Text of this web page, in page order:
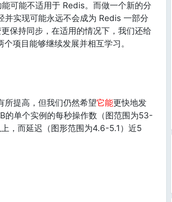
可能不适用于 Redis。而做一个新的分
并实现可能永远不会成为 Redis 一部分
保持同步，在适用的情况下，我们还给
项目能够继续发展并相互学习。
所提高，但我们仍然希望它能更快地发
的单个实例的每秒操作数（图范围为53-
，而延迟（图形范围为4.6-5.1）近5